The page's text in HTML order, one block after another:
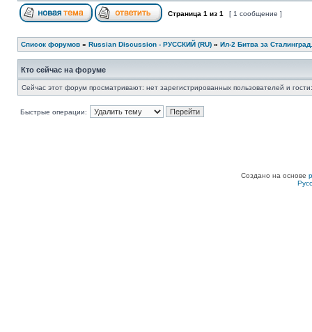
Страница 1 из 1 [ 1 сообщение ]
Список форумов » Russian Discussion - РУССКИЙ (RU) » Ил-2 Битва за Сталинград.
Кто сейчас на форуме
Сейчас этот форум просматривают: нет зарегистрированных пользователей и
Быстрые операции:
Создано на основе